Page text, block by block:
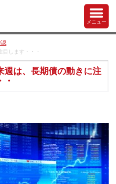
メニュー
認
します・・・
週は、長期債の動きに注
・